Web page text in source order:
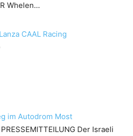
Whelen…
CAAL Racing
im Autodrom Most
PRESSEMITTEILUNG Der Israeli